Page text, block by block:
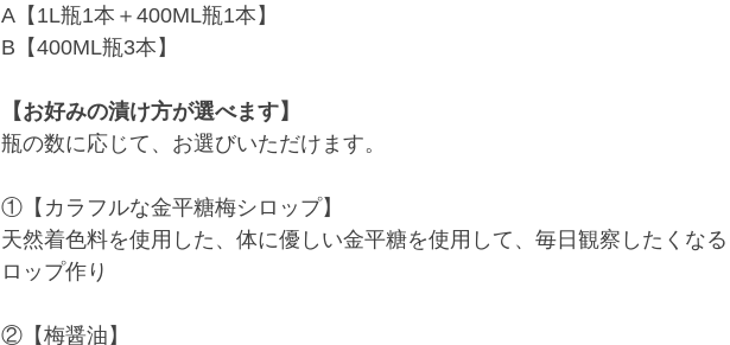
A【1L瓶1本＋400ML瓶1本】
B【400ML瓶3本】
【お好みの漬け方が選べます】
瓶の数に応じて、お選びいただけます。
①【カラフルな金平糖梅シロップ】
天然着色料を使用した、体に優しい金平糖を使用して、毎日観察したくな
ロップ作り
②【梅醤油】